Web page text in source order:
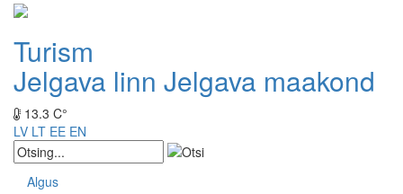
Turism
Jelgava linn Jelgava maakond
13.3 C°
LV LT EE EN
Algus